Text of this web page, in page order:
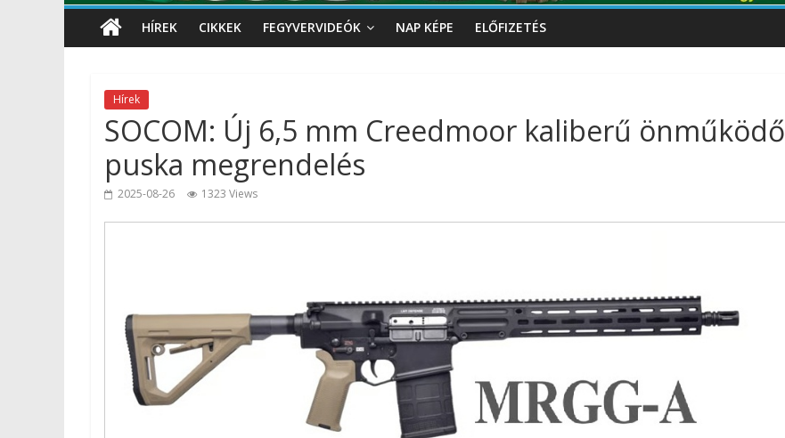
HÍREK CIKKEK FEGYVERVIDEÓK NAP KÉPE ELŐFIZETÉS
Hírek
SOCOM: Új 6,5 mm Creedmoor kaliberű önműködő
puska megrendelés
2025-08-26 1323 Views